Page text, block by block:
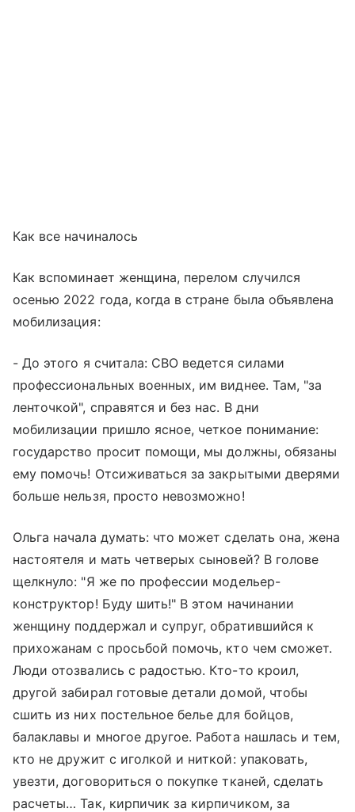
Как все начиналось
Как вспоминает женщина, перелом случился
осенью 2022 года, когда в стране была объявлена
мобилизация:
- До этого я считала: СВО ведется силами
профессиональных военных, им виднее. Там, "за
ленточкой", справятся и без нас. В дни
мобилизации пришло ясное, четкое понимание:
государство просит помощи, мы должны, обязаны
ему помочь! Отсиживаться за закрытыми дверями
больше нельзя, просто невозможно!
Ольга начала думать: что может сделать она, жена
настоятеля и мать четверых сыновей? В голове
щелкнуло: "Я же по профессии модельер-
конструктор! Буду шить!" В этом начинании
женщину поддержал и супруг, обратившийся к
прихожанам с просьбой помочь, кто чем сможет.
Люди отозвались с радостью. Кто-то кроил,
другой забирал готовые детали домой, чтобы
сшить из них постельное белье для бойцов,
балаклавы и многое другое. Работа нашлась и тем,
кто не дружит с иголкой и ниткой: упаковать,
увезти, договориться о покупке тканей, сделать
расчеты… Так, кирпичик за кирпичиком, за